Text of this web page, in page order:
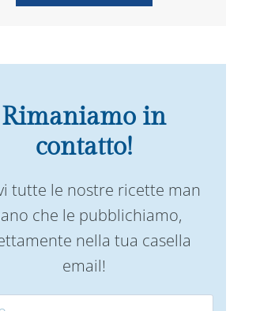
Rimaniamo in
contatto!
tutte le nostre ricette man
che le pubblichiamo,
nella tua casella
email!